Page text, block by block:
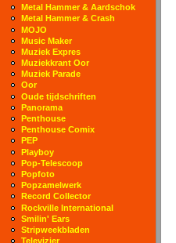
Metal Hammer & Aardschok
Metal Hammer & Crash
MOJO
Music Maker
Muziek Expres
Muziekkrant Oor
Muziek Parade
Oor
Oude tijdschriften
Panorama
Penthouse
Penthouse Comix
PEP
Playboy
Pop-Telescoop
Popfoto
Popzamelwerk
Record Collector
Rockville International
Smilin' Ears
Stripweekbladen
Televizier